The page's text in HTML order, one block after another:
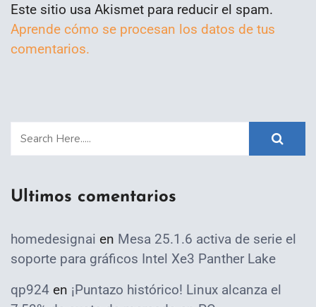
Este sitio usa Akismet para reducir el spam.
Aprende cómo se procesan los datos de tus
comentarios.
Ultimos comentarios
homedesignai en Mesa 25.1.6 activa de serie el
soporte para gráficos Intel Xe3 Panther Lake
qp924 en ¡Puntazo histórico! Linux alcanza el